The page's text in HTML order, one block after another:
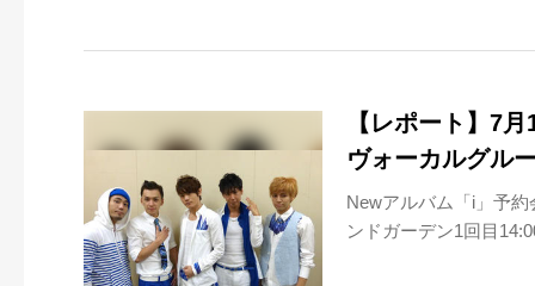
【レポート】7
ヴォーカルグル
Newアルバム「i」予
ンドガーデン1回目